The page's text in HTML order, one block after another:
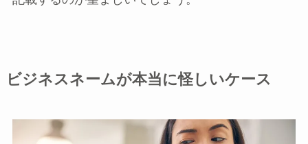
ビジネスネームが本当に怪しいケース